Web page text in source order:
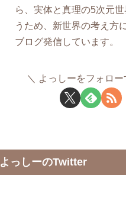
ら、実体と真理の5次元
うため、新世界の考え方
ブログ発信しています。
よっしーをフォロー
よっしーのTwitter